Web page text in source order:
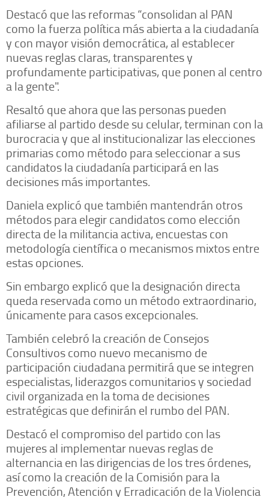
Destacó que las reformas “consolidan al PAN
como la fuerza política más abierta a la ciudadanía
y con mayor visión democrática, al establecer
nuevas reglas claras, transparentes y
profundamente participativas, que ponen al centro
a la gente".
Resaltó que ahora que las personas pueden
afiliarse al partido desde su celular, terminan con la
burocracia y que al institucionalizar las elecciones
primarias como método para seleccionar a sus
candidatos la ciudadanía participará en las
decisiones más importantes.
Daniela explicó que también mantendrán otros
métodos para elegir candidatos como elección
directa de la militancia activa, encuestas con
metodología científica o mecanismos mixtos entre
estas opciones.
Sin embargo explicó que la designación directa
queda reservada como un método extraordinario,
únicamente para casos excepcionales.
También celebró la creación de Consejos
Consultivos como nuevo mecanismo de
participación ciudadana permitirá que se integren
especialistas, liderazgos comunitarios y sociedad
civil organizada en la toma de decisiones
estratégicas que definirán el rumbo del PAN.
Destacó el compromiso del partido con las
mujeres al implementar nuevas reglas de
alternancia en las dirigencias de los tres órdenes,
así como la creación de la Comisión para la
Prevención, Atención y Erradicación de la Violencia